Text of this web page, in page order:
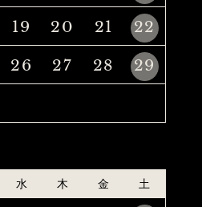
19 20 21
22
26 27 28
29
水 木 金 土